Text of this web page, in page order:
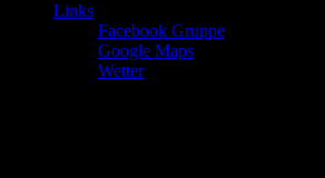
Links
Facebook Gruppe
Google Maps
Wetter